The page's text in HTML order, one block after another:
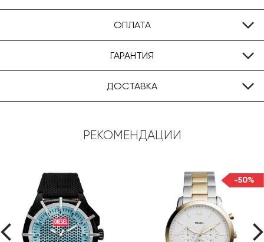
ОПЛАТА
ГАРАНТИЯ
ДОСТАВКА
РЕКОМЕНДАЦИИ
-50%